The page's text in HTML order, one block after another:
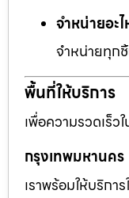
จำหน่ายอะ
จำหน่ายทุก
พื้นที่ให้บริการ
เพื่อความรวดเร็
กรุงเทพมหานคร
เราพร้อมให้บริกา